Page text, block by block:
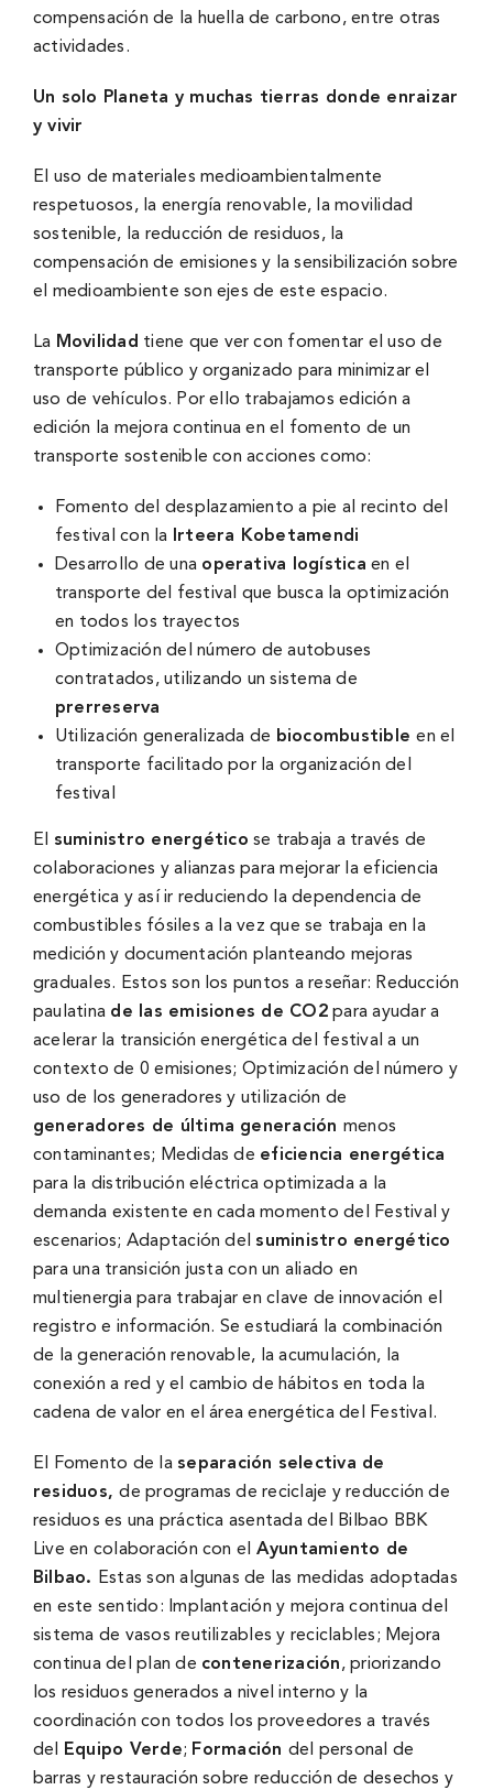
compensación de la huella de carbono, entre otras
actividades.
Un solo Planeta y muchas tierras donde enraizar
y vivir
El uso de materiales medioambientalmente
respetuosos, la energía renovable, la movilidad
sostenible, la reducción de residuos, la
compensación de emisiones y la sensibilización sobre
el medioambiente son ejes de este espacio.
La Movilidad tiene que ver con fomentar el uso de
transporte público y organizado para minimizar el
uso de vehículos. Por ello trabajamos edición a
edición la mejora continua en el fomento de un
transporte sostenible con acciones como:
Fomento del desplazamiento a pie al recinto del
festival con la
Irteera Kobetamendi
Desarrollo de una operativa logística en el
transporte del festival que busca la optimización
en todos los trayectos
Optimización del número de autobuses
contratados, utilizando un sistema de
prerreserva
Utilización generalizada de biocombustibleen el
transporte facilitado por la organización del
festival
El suministro energético se trabaja a través de
colaboraciones y alianzas para mejorar la eficiencia
energética y así ir reduciendo la dependencia de
combustibles fósiles a la vez que se trabaja en la
medición y documentación planteando mejoras
graduales. Estos son los puntos a reseñar: Reducción
paulatina de las emisiones de CO2para ayudar a
acelerar la transición energética del festival a un
contexto de 0 emisiones; Optimización del número y
uso de los generadores y utilización de
generadores de última generación menos
contaminantes; Medidas de eficiencia energética
para la distribución eléctrica optimizada a la
demanda existente en cada momento del Festival y
escenarios; Adaptación del suministro energético
para una transición justa con un aliado en
multienergia para trabajar en clave de innovación el
registro e información. Se estudiará la combinación
de la generación renovable, la acumulación, la
conexión a red y el cambio de hábitos en toda la
cadena de valor en el área energética del Festival.
El Fomento de la separación selectiva de
residuos,de programas de reciclaje y reducción de
residuos es una práctica asentada del Bilbao BBK
Live en colaboración con el Ayuntamiento de
Bilbao.
Estas son algunas de las medidas adoptadas
en este sentido: Implantación y mejora continua del
sistema de vasos reutilizables y reciclables; Mejora
continua del plan de contenerización, priorizando
los residuos generados a nivel interno y la
coordinación con todos los proveedores a través
del
Equipo Verde; Formación del personal de
barras y restauración sobre reducción de desechos y